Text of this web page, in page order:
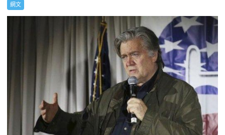
網文